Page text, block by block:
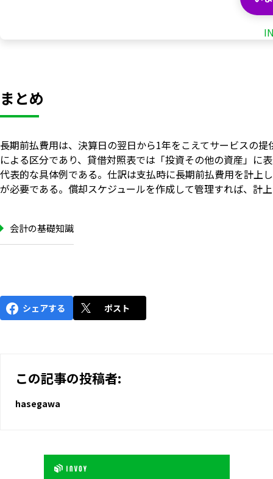
まとめ
長期前払費用は、決算日の翌日から1年をこえてサービスの
による区分であり、貸借対照表では「投資その他の資産」に
代表的な具体例である。仕訳は支払時に長期前払費用を計上
が必要である。償却スケジュールを作成して管理すれば、計
会計の基礎知識
シェアする ポスト
この記事の投稿者:
hasegawa